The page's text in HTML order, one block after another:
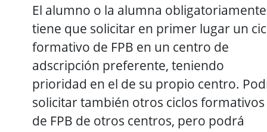
El alumno o la alumna obligatoriamente
tiene que solicitar en primer lugar un
formativo de FPB en un centro de
adscripción preferente, teniendo
prioridad en el de su propio centro.
solicitar también otros ciclos formativos
de FPB de otros centros, pero podrá